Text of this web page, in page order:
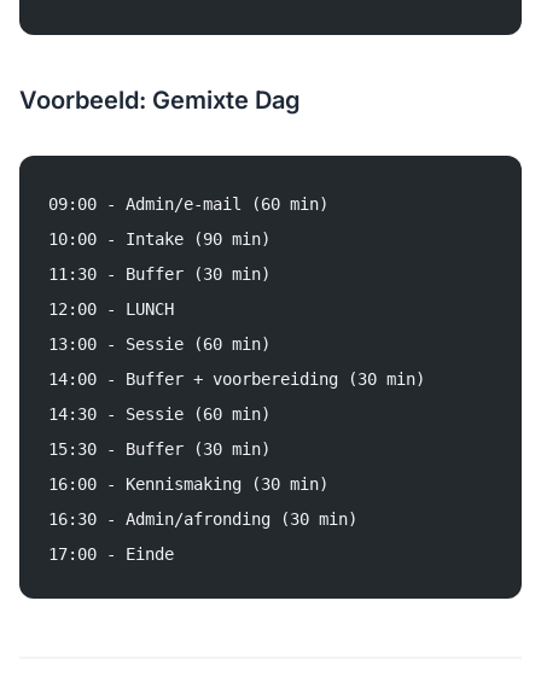
Voorbeeld: Gemixte Dag
09:00 - Admin/e-mail (60 min)
10:00 - Intake (90 min)
11:30 - Buffer (30 min)
12:00 - LUNCH
13:00 - Sessie (60 min)
14:00 - Buffer + voorbereiding (30 min)
14:30 - Sessie (60 min)
15:30 - Buffer (30 min)
16:00 - Kennismaking (30 min)
16:30 - Admin/afronding (30 min)
17:00 - Einde